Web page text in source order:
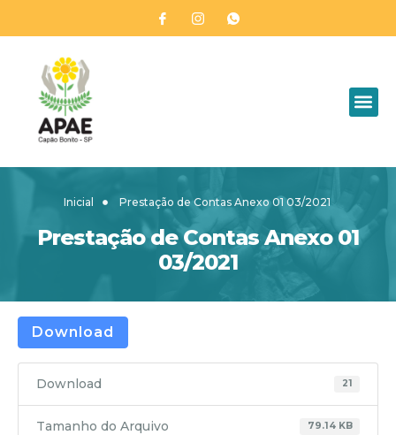
Inicial Prestação de Contas Anexo 01 03/2021
Prestação de Contas Anexo 01
03/2021
Download
Download 21
Tamanho do Arquivo 79.14 KB